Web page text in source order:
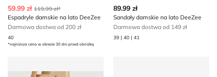
59.99 zł 119.99 zł*
Espadryle damskie na lato DeeZee
Darmowa dostwa od 200 zł
40
*najniższa cena w okresie 30 dni przed obniżką
89.99 zł
Sandały damskie na lato DeeZee
Darmowa dostwa od 149 zł
39 | 40 | 41